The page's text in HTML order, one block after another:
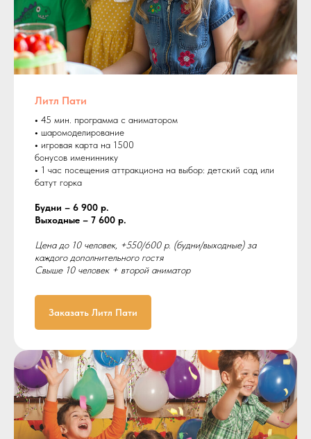
Литл Пати
• 45 мин. программа с аниматором
• шаромоделирование
• игровая карта на 1500
бонусов имениннику
• 1 час посещения аттракциона на выбор: детский сад или
батут горка
Будни – 6 900 р.
Выходные – 7 600 р.
Цена до 10 человек, +550/600 р. (будни/выходные) за
каждого дополнительного гостя
Свыше 10 человек + второй аниматор
Заказать Литл Пати